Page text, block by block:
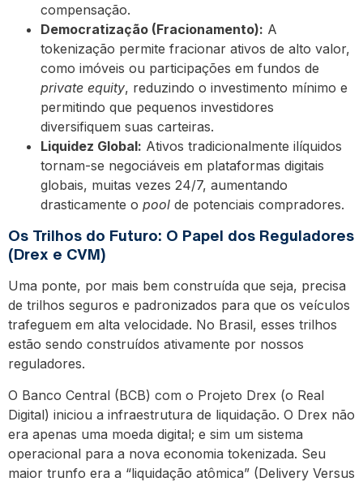
compensação.
Democratização (Fracionamento): A
tokenização permite fracionar ativos de alto valor,
como imóveis ou participações em fundos de
private equity, reduzindo o investimento mínimo e
permitindo que pequenos investidores
diversifiquem suas carteiras.
Liquidez Global: Ativos tradicionalmente ilíquidos
tornam-se negociáveis em plataformas digitais
globais, muitas vezes 24/7, aumentando
drasticamente o pool de potenciais compradores.
Os Trilhos do Futuro: O Papel dos Reguladores
(Drex e CVM)
Uma ponte, por mais bem construída que seja, precisa
de trilhos seguros e padronizados para que os veículos
trafeguem em alta velocidade. No Brasil, esses trilhos
estão sendo construídos ativamente por nossos
reguladores.
O Banco Central (BCB) com o Projeto Drex (o Real
Digital) iniciou a infraestrutura de liquidação. O Drex não
era apenas uma moeda digital; e sim um sistema
operacional para a nova economia tokenizada. Seu
maior trunfo era a “liquidação atômica” (Delivery Versus